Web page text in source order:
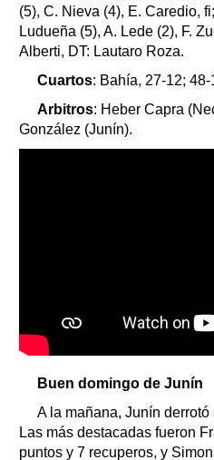
(5), C. Nieva (4), E. Caredio,
Ludueña (5), A. Lede (2), F.
Alberti, DT: Lautaro Roza.
Cuartos: Bahía, 27-12;
Arbitros: Heber Capra
González (Junín).
Buen domingo de Junín
A la mañana, Junín
Las más destacadas fueron
puntos y 7 recuperos, y